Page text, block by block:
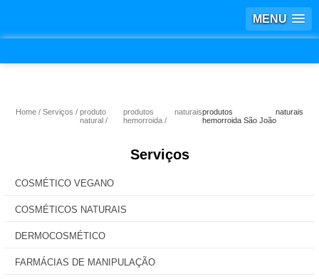
MENU
Home Serviços
produto
natural
produtos naturais
hemorroida
produtos naturais
hemorroida São João
Serviços
COSMÉTICO VEGANO
COSMÉTICOS NATURAIS
DERMOCOSMÉTICO
FARMÁCIAS DE MANIPULAÇÃO